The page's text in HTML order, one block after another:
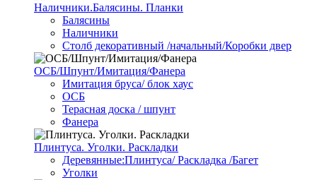
Наличники.Балясины. Планки
Балясины
Наличники
Столб декоративный /начальный/Коробки двер
ОСБ/Шпунт/Имитация/Фанера
Имитация бруса/ блок хаус
ОСБ
Терасная доска / шпунт
Фанера
Плинтуса. Уголки. Раскладки
Деревянные:Плинтуса/ Раскладка /Багет
Уголки